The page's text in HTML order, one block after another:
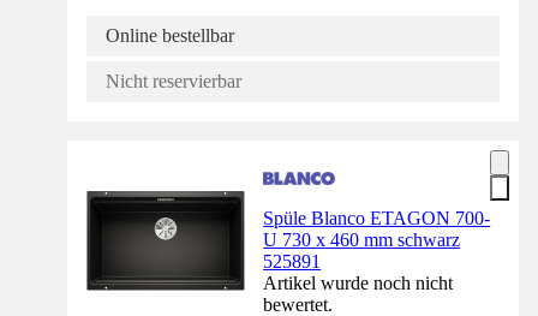
Online bestellbar
Nicht reservierbar
Spüle Blanco ETAGON 700-
U 730 x 460 mm schwarz
525891
Artikel wurde noch nicht
bewertet.